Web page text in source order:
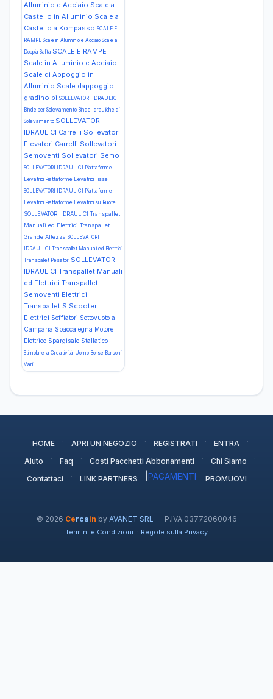
Alluminio e Acciaio Scale a
Castello in Alluminio Scale a
Castello a Kompasso SCALE E
RAMPE Scale in Alluminio e Acciaio Scale a
Doppia Salita SCALE E RAMPE
Scale in Alluminio e Acciaio
Scale di Appoggio in
Alluminio Scale dappoggio
gradino pi SOLLEVATORI IDRAULICI
Binde per Sollevamento Binde Idrauliche di
Sollevamento SOLLEVATORI
IDRAULICI Carrelli Sollevatori
Elevatori Carrelli Sollevatori
Semoventi Sollevatori Semo
SOLLEVATORI IDRAULICI Piattaforme
Elevatrici Piattaforme Elevatrici Fisse
SOLLEVATORI IDRAULICI Piattaforme
Elevatrici Piattaforme Elevatrici su Ruote
SOLLEVATORI IDRAULICI Transpallet
Manuali ed Elettrici Transpallet
Grande Altezza SOLLEVATORI
IDRAULICI Transpallet Manuali ed Elettrici
Transpallet Pesatori SOLLEVATORI
IDRAULICI Transpallet Manuali
ed Elettrici Transpallet
Semoventi Elettrici
Transpallet S Scooter
Elettrici Soffiatori Sottovuoto a
Campana Spaccalegna Motore
Elettrico Spargisale Stallatico
Stimolare la Creatività Uomo Borse Borsoni
Vari
HOME · APRI UN NEGOZIO · REGISTRATI · ENTRA ·
Aiuto · Faq · Costi Pacchetti Abbonamenti · Chi Siamo ·
Contattaci · LINK PARTNERS PAGAMENTI· PROMUOVI
© 2026 Cercain by AVANET SRL — P.IVA 03772060046
Termini e Condizioni · Regole sulla Privacy